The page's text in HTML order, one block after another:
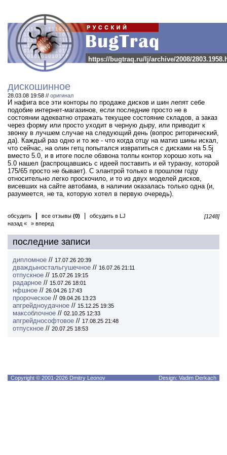
https://bugtraq.ru/lj/archive/2008/
дискошинное
28.03.08 19:58 // оригинал
И нафига все эти конторы по продаже дисков и шин лепят себе
подобие интернет-магазинов, если последние просто не в
состоянии адекватно отражать текущее состояние складов, а заказ
через форму или просто уходит в черную дыру, или приводит к
звонку в лучшем случае на следующий день (вопрос риторический,
да). Каждый раз одно и то же - что когда отцу на матиз шины искал,
что сейчас, на олин гетц попытался извратиться с дисками на 5.5j
вместо 5.0, и в итоге после обзвона толпы контор хорошо хоть на
5.0 нашел (распрощавшись с идеей поставить и ей туранзу, которой
175/65 просто не бывает). С элантрой только в прошлом году
относительно легко проскочило, и то из двух моделей дисков,
висевших на сайте автобама, в наличии оказалась только одна (и,
разумеется, не та, которую хотел в первую очередь).
обсудить все отзывы (0) обсудить в LJ
[1248]
назад «
» вперед
последние записи
дипломное // 17.07.26 20:39
дваждыностальгушечное // 16.07.26 21:11
отпускное // 15.07.26 19:15
радарное // 15.07.26 18:01
нфшное // 26.04.26 17:43
пророческое // 09.04.26 13:23
апгрейдноудачное // 15.12.25 19:35
максоблочное // 02.10.25 12:33
апгрейднософтовое // 17.08.25 21:48
отпускное // 20.07.25 18:53
Copyright © 2001-2026 Dmitry Leonov Design: Vadim Derkach